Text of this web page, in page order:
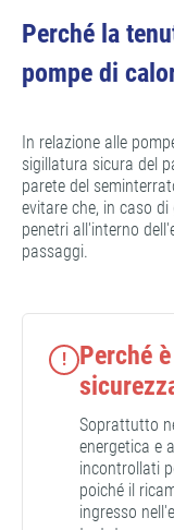
Perché la
pompe di
In relazione alle
sigillatura sicura del
parete del
evitare che, in caso
penetri all'interno
passaggi.
!
Perché
Soprattutto
energetica e
incontrollati
poiché il
ingresso